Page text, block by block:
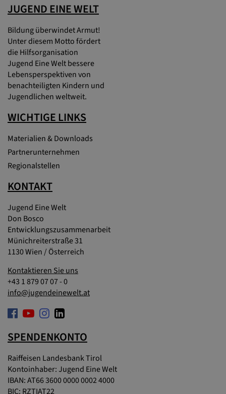
JUGEND EINE WELT
Bildung überwindet Armut!
Unter diesem Motto fördert
die Hilfsorganisation
Jugend Eine Welt bessere
Lebensperspektiven von
benachteiligten Kindern und
Jugendlichen weltweit.
WICHTIGE LINKS
Materialien & Downloads
Partnerunternehmen
Regionalstellen
KONTAKT
Jugend Eine Welt
Don Bosco
Entwicklungszusammenarbeit
Münichreiterstraße 31
1130 Wien / Österreich
Kontaktieren Sie uns
+43 1 879 07 07 - 0
info@jugendeinewelt.at
SPENDENKONTO
Raiffeisen Landesbank Tirol
Kontoinhaber: Jugend Eine Welt
IBAN: AT66 3600 0000 0002 4000
BIC: RZTIAT22